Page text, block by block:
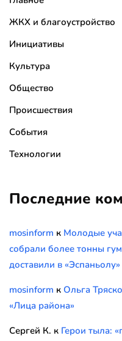
ЖКХ и благоустройство
Инициативы
Культура
Общество
Происшествия
События
Технологии
Последние
mosinform к Молодые
собрали более тонны
доставили в «Эспаньолу»
mosinform к Ольга
«Лица района»
Сергей К. к Герои тыла: